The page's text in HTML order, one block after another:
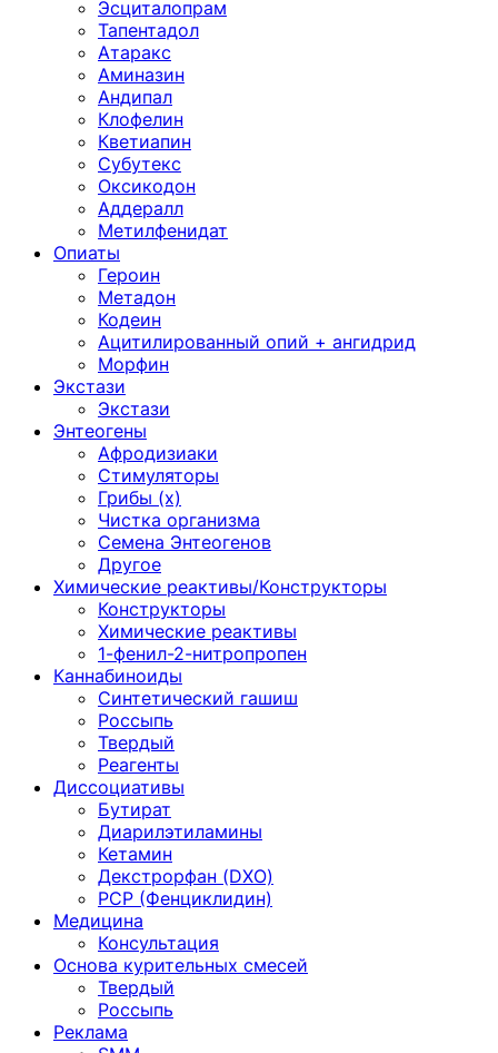
Эсциталопрам
Тапентадол
Атаракс
Аминазин
Андипал
Клофелин
Кветиапин
Субутекс
Оксикодон
Аддералл
Метилфенидат
Опиаты
Героин
Метадон
Кодеин
Ацитилированный опий + ангидрид
Морфин
Экстази
Экстази
Энтеогены
Афродизиаки
Стимуляторы
Грибы (х)
Чистка организма
Семена Энтеогенов
Другое
Химические реактивы/Конструкторы
Конструкторы
Химические реактивы
1-фенил-2-нитропропен
Каннабиноиды
Синтетический гашиш
Россыпь
Твердый
Реагенты
Диссоциативы
Бутират
Диарилэтиламины
Кетамин
Декстрорфан (DXO)
PCP (Фенциклидин)
Медицина
Консультация
Основа курительных смесей
Твердый
Россыпь
Реклама